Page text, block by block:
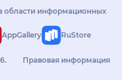
области информационных
AppGallery RuStore
Правовая информация